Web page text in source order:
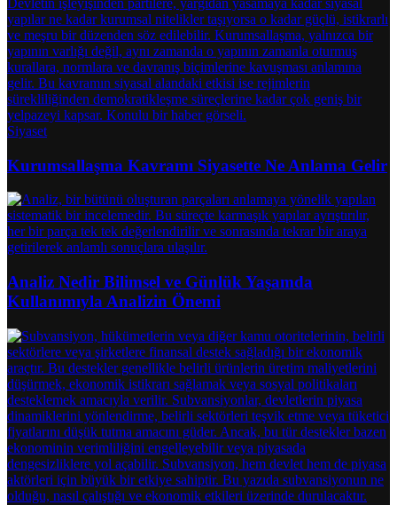
Siyaset
Kurumsallaşma Kavramı Siyasette Ne Anlama Gelir
Analiz Nedir Bilimsel ve Günlük Yaşamda
Kullanımıyla Analizin Önemi